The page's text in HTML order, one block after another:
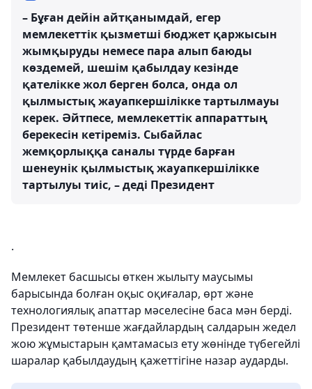
– Бұған дейін айтқанымдай, егер
мемлекеттік қызметші бюджет қаржысын
жымқыруды немесе пара алып баюды
көздемей, шешім қабылдау кезінде
қателікке жол берген болса, онда ол
қылмыстық жауапкершілікке тартылмауы
керек. Әйтпесе, мемлекеттік аппараттың
берекесін кетіреміз. Сыбайлас
жемқорлыққа саналы түрде барған
шенеунік қылмыстық жауапкершілікке
тартылуы тиіс, – деді Президент
.
Мемлекет басшысы өткен жылыту маусымы
барысында болған оқыс оқиғалар, өрт және
технологиялық апаттар мәселесіне баса мән берді.
Президент төтенше жағдайлардың салдарын жедел
жою жұмыстарын қамтамасыз ету жөнінде түбегейлі
шаралар қабылдаудың қажеттігіне назар аударды.